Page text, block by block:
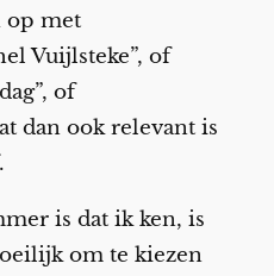
op met
Vuijlsteke”, of
of
dan ook relevant is
is dat ik ken, is
om te kiezen